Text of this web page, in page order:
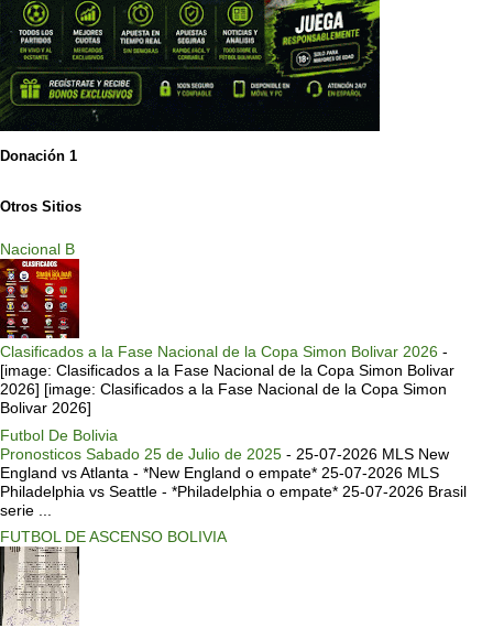
Donación 1
Otros Sitios
Nacional B
Clasificados a la Fase Nacional de la Copa Simon Bolivar 2026 -
[image: Clasificados a la Fase Nacional de la Copa Simon Bolivar
2026] [image: Clasificados a la Fase Nacional de la Copa Simon
Bolivar 2026]
Futbol De Bolivia
Pronosticos Sabado 25 de Julio de 2025 - 25-07-2026 MLS New
England vs Atlanta - *New England o empate* 25-07-2026 MLS
Philadelphia vs Seattle - *Philadelphia o empate* 25-07-2026 Brasil
serie ...
FUTBOL DE ASCENSO BOLIVIA